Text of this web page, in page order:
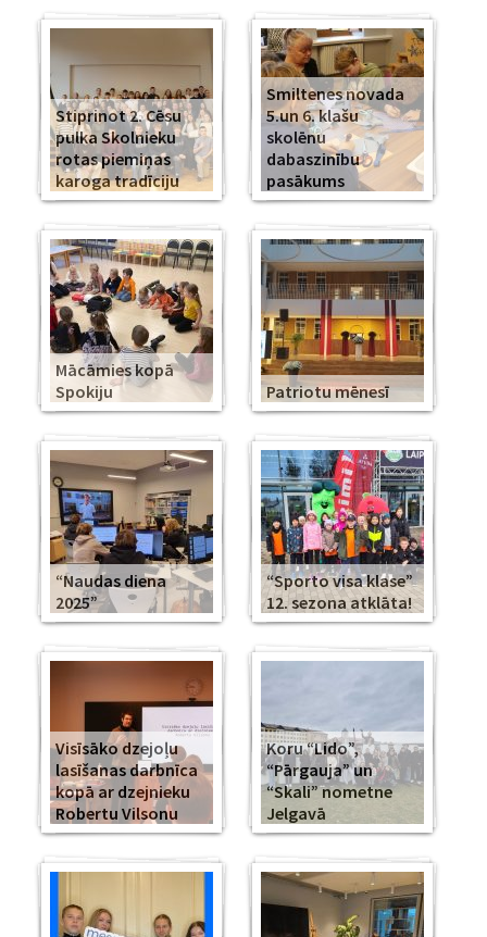
Stiprinot 2. Cēsu
pulka Skolnieku
rotas piemiņas
karoga tradīciju
Smiltenes novada
5.un 6. klašu
skolēnu
dabaszinību
pasākums
Mācāmies kopā
Spokiju
Patriotu mēnesī
“Naudas diena
2025”
“Sporto visa klase”
12. sezona atklāta!
Visīsāko dzejoļu
lasīšanas darbnīca
kopā ar dzejnieku
Robertu Vilsonu
Koru “Lido”,
“Pārgauja” un
“Skali” nometne
Jelgavā